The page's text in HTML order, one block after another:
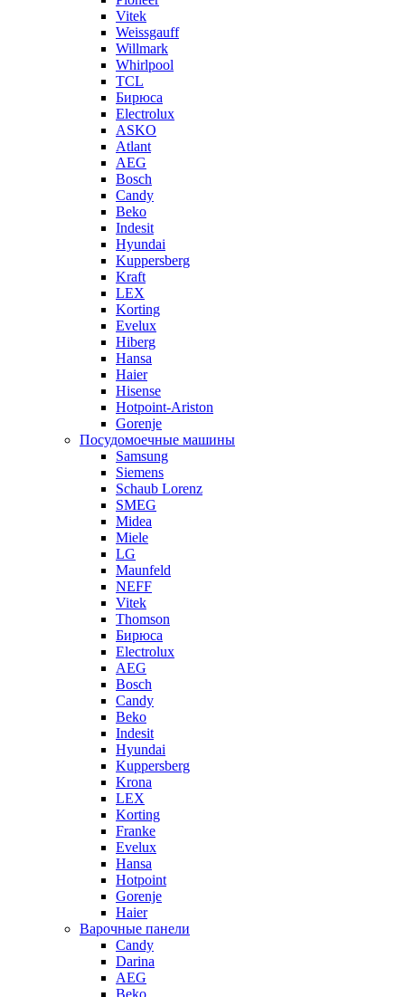
Vitek
Weissgauff
Willmark
Whirlpool
TCL
Бирюса
Electrolux
ASKO
Atlant
AEG
Bosch
Candy
Beko
Indesit
Hyundai
Kuppersberg
Kraft
LEX
Korting
Evelux
Hiberg
Hansa
Haier
Hisense
Hotpoint-Ariston
Gorenje
Посудомоечные машины
Samsung
Siemens
Schaub Lorenz
SMEG
Midea
Miele
LG
Maunfeld
NEFF
Vitek
Thomson
Бирюса
Electrolux
AEG
Bosch
Candy
Beko
Indesit
Hyundai
Kuppersberg
Krona
LEX
Korting
Franke
Evelux
Hansa
Hotpoint
Gorenje
Haier
Варочные панели
Candy
Darina
AEG